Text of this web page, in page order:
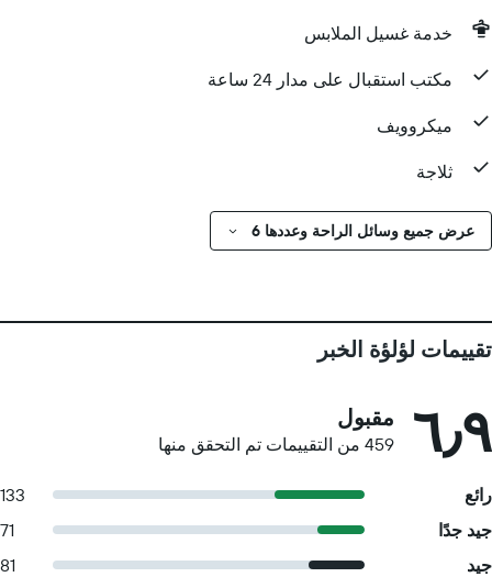
خدمة غسيل الملابس
مكتب استقبال على مدار 24 ساعة
ميكروويف
ثلاجة
عرض جميع وسائل الراحة وعددها 6
تقييمات لؤلؤة الخبر
٦٫٩ مقبول
459 من التقييمات تم التحقق منها
رائع
133
جيد جدًا
71
جيد
81